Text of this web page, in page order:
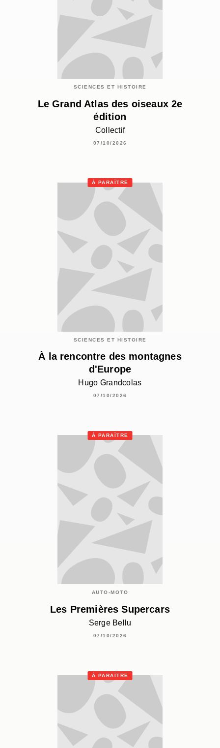
SCIENCES ET HISTOIRE
Le Grand Atlas des oiseaux 2e
édition
Collectif
07/10/2026
À PARAÎTRE
SCIENCES ET HISTOIRE
À la rencontre des montagnes
d'Europe
Hugo Grandcolas
07/10/2026
À PARAÎTRE
AUTO-MOTO
Les Premières Supercars
Serge Bellu
07/10/2026
À PARAÎTRE